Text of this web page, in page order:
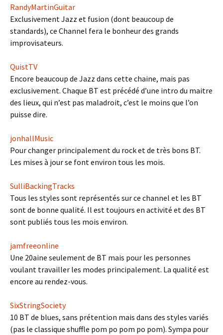
RandyMartinGuitar
Exclusivement Jazz et fusion (dont beaucoup de
standards), ce Channel fera le bonheur des grands
improvisateurs.
QuistTV
Encore beaucoup de Jazz dans cette chaine, mais pas
exclusivement. Chaque BT est précédé d’une intro du maitre
des lieux, qui n’est pas maladroit, c’est le moins que l’on
puisse dire.
jonhallMusic
Pour changer principalement du rock et de très bons BT.
Les mises à jour se font environ tous les mois.
SulliBackingTracks
Tous les styles sont représentés sur ce channel et les BT
sont de bonne qualité. Il est toujours en activité et des BT
sont publiés tous les mois environ.
jamfreeonline
Une 20aine seulement de BT mais pour les personnes
voulant travailler les modes principalement. La qualité est
encore au rendez-vous.
SixStringSociety
10 BT de blues, sans prétention mais dans des styles variés
(pas le classique shuffle pom po pom po pom). Sympa pour